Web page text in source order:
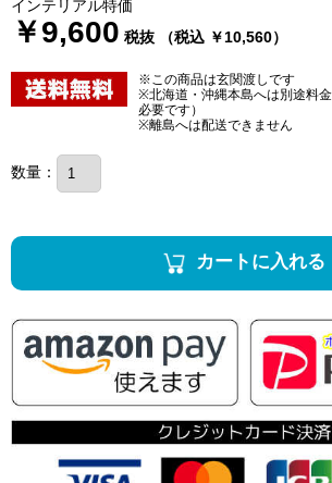
インテリアル特価
￥9,600 税抜 （税込 ￥10,560）
※この商品は玄関渡しです
※北海道・沖縄本島へは別途料
必要です）
※離島へは配送できません
数量：
カートに入れる